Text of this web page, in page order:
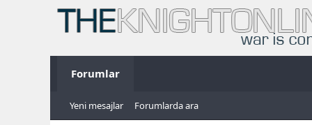
Forumlar
Yeni mesajlar Forumlarda ara